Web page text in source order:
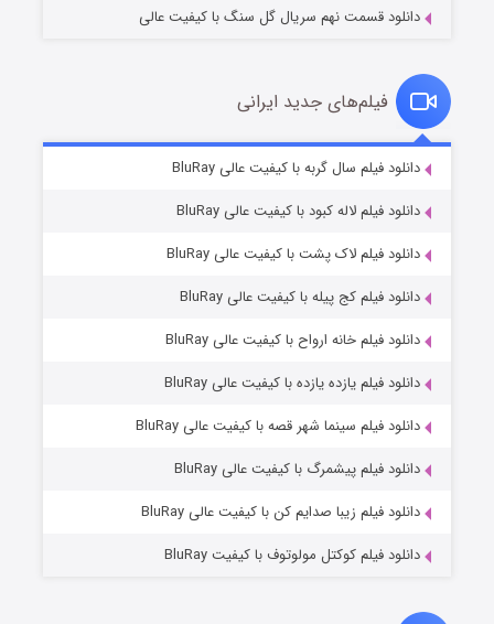
قسمت۷ (زیرنویس) منتشر شد
دانلود قسمت نهم سریال گل سنگ با کیفیت عالی
فیلم‌های جدید ایرانی
دانلود فیلم سال گربه با کیفیت عالی BluRay
دانلود فیلم لاله کبود با کیفیت عالی BluRay
دانلود فیلم لاک پشت با کیفیت عالی BluRay
دانلود فیلم کج‌ پیله با کیفیت عالی BluRay
دانلود فیلم خانه ارواح با کیفیت عالی BluRay
دانلود فیلم یازده یازده با کیفیت عالی BluRay
دانلود فیلم سینما شهر قصه با کیفیت عالی BluRay
دانلود فیلم پیشمرگ با کیفیت عالی BluRay
دانلود فیلم زیبا صدایم کن با کیفیت عالی BluRay
دانلود فیلم کوکتل مولوتوف با کیفیت BluRay